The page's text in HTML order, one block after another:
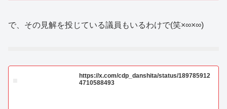
で、その見解を投じている議員もいるわけで(笑×∞×∞)
https://x.com/cdp_danshita/status/189785912
4710588493